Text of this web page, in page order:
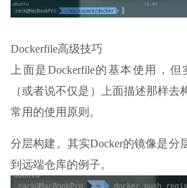
Dockerfile高级技巧
上面是Dockerfile的基本使用，
（或者说不仅是）上面描述那样去
常用的使用原则。
分层构建。其实Docker的镜像是分
到远端仓库的例子。